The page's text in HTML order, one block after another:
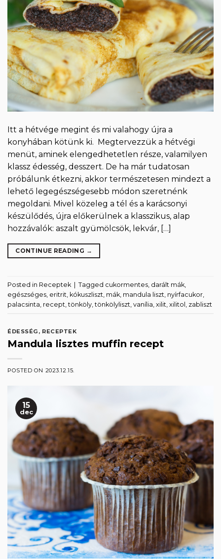
Itt a hétvége megint és mi valahogy újra a
konyhában kötünk ki. Megtervezzük a hétvégi
menüt, aminek elengedhetetlen része, valamilyen
klassz édesség, desszert. De ha már tudatosan
próbálunk étkezni, akkor természetesen mindezt a
lehető legegészségesebb módon szeretnénk
megoldani. Mivel közeleg a tél és a karácsonyi
készülődés, újra előkerülnek a klasszikus, alap
hozzávalók: aszalt gyümölcsök, lekvár, […]
CONTINUE READING →
Posted in Receptek | Tagged cukormentes darált mák
egészséges eritrit kókuszliszt mák mandula liszt nyírfacukor
palacsinta recept ,tönköly ,tönkölyliszt vanília xilit xilitol zabliszt
ÉDESSÉG , RECEPTEK
Mandula lisztes muffin recept
POSTED ON 2023.12.15.
15
dec